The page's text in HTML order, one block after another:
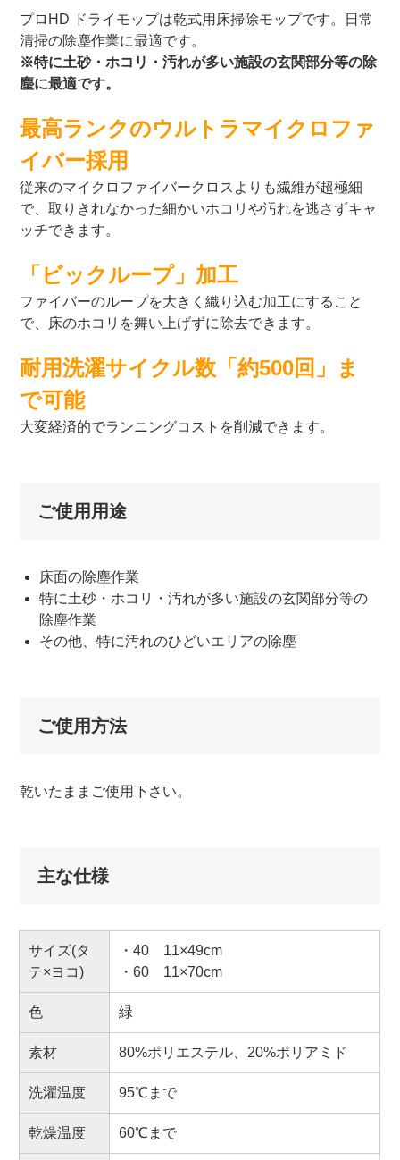
プロHD ドライモップは乾式用床掃除モップです。日常
清掃の除塵作業に最適です。
※特に土砂・ホコリ・汚れが多い施設の玄関部分等の除
塵に最適です。
最高ランクのウルトラマイクロファ
イバー採用
従来のマイクロファイバークロスよりも繊維が超極細
で、取りきれなかった細かいホコリや汚れを逃さずキャ
ッチできます。
「ビックループ」加工
ファイバーのループを大きく織り込む加工にすること
で、床のホコリを舞い上げずに除去できます。
耐用洗濯サイクル数「約500回」ま
で可能
大変経済的でランニングコストを削減できます。
ご使用用途
床面の除塵作業
特に土砂・ホコリ・汚れが多い施設の玄関部分等の
除塵作業
その他、特に汚れのひどいエリアの除塵
ご使用方法
乾いたままご使用下さい。
主な仕様
サイズ(タ
テ×ヨコ)
・40 11×49cm
・60 11×70cm
色 緑
素材 80%ポリエステル、20%ポリアミド
洗濯温度 95℃まで
乾燥温度 60℃まで